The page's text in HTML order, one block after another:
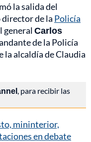
la salida del
de la Policía
generalCarlos
de la Policía
alcaldía de Claudia
, para recibir las
mininterior,
en debate